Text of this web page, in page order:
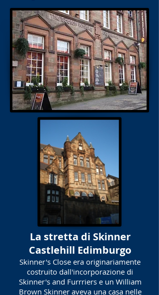
La stretta di Skinner
Castlehill Edimburgo
Skinner's Close era originariamente
costruito dall'incorporazione di
Skinner's and Furrriers e un William
Brown Skinner aveva una casa nelle